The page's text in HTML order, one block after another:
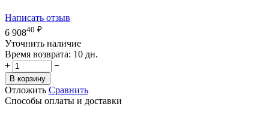
Написать отзыв
6 90840 ₽
Уточнить наличие
Время возврата: 10 дн.
+
−
В корзину
Отложить Сравнить
Способы оплаты и доставки